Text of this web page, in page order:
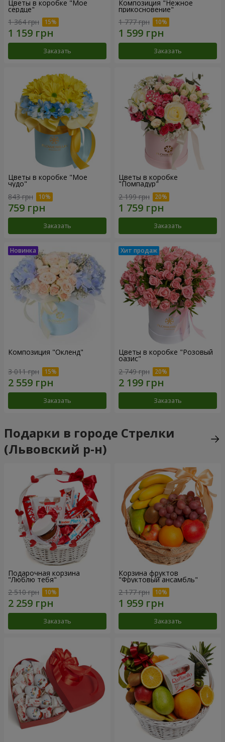
Цветы в коробке "Мое
сердце"
1 364 грн
Заказать
Композиция "Нежное
прикосновение"
1 777 грн
Заказать
Цветы в коробке "Мое
чудо"
843 грн
Заказать
Цветы в коробке
"Помпадур"
2 199 грн
Заказать
Композиция "Окленд"
3 011 грн
Заказать
Цветы в коробке "Розовый
оазис"
2 749 грн
Заказать
Подарки в городе Стрелки
(Львовский р-н)
Подарочная корзина
"Люблю тебя"
2 510 грн
Заказать
Корзина фруктов
"Фруктовый ансамбль"
2 177 грн
Заказать